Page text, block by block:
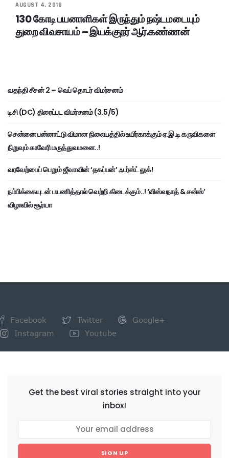
AUGUST 4, 2018
130 கோடி பயனாளிகள் இருந்தும் நஷ்டமடையும்
துறை விவசாயம் – இயக்குநர் ஆர்.கண்ணன்
வதந்தி சீசன் 2 – வெப் தொடர் விமர்சனம்
டிசி (DC) திரைப்பட விமர்சனம் (3.5/5)
சென்னை பன்னாட்டு விமான நிலையத்தில் உயிர்காக்கும் ஏ.இ.டி கருவிகளை
நிறுவும் காவேரி மருத்துவமனை..!
வரவேற்பைப் பெறும் ஜீவாவின் ‘தகப்பன்’ ஃபர்ஸ்ட் லுக்!
நம்பிக்கையுடன் பயணித்தால் வெற்றி கிடைக்கும்..! ‘விஸ்வநாத் & சன்ஸ்’
விழாவில் சூர்யா
Facebook Twitter
Google+
Instagram
Youtube
Get the best viral stories straight into your
inbox!
SIGN UP